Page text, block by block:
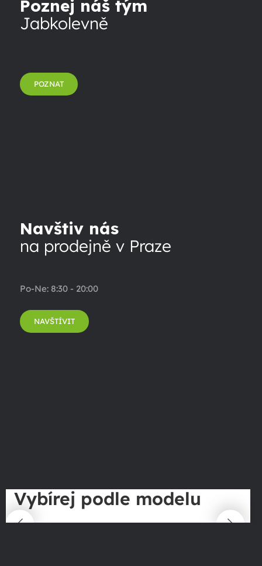
Poznej náš tým
Jabkolevně
POZNAT
Navštiv nás
na prodejně v Praze
Po-Ne: 8:30 - 20:00
NAVŠTÍVIT
Vybírej podle modelu